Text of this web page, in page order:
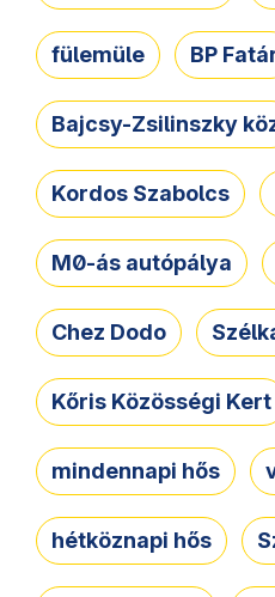
fülemüle BP
Bajcsy-Zsilinszky
Kordos Szabolcs
M0-ás autópálya
Chez Dodo
Kőris Közösségi Kert
mindennapi hős
hétköznapi hős